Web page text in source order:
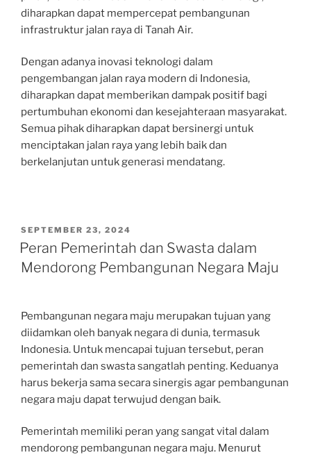
diharapkan dapat mempercepat pembangunan
infrastruktur jalan raya di Tanah Air.
Dengan adanya inovasi teknologi dalam
pengembangan jalan raya modern di Indonesia,
diharapkan dapat memberikan dampak positif bagi
pertumbuhan ekonomi dan kesejahteraan masyarakat.
Semua pihak diharapkan dapat bersinergi untuk
menciptakan jalan raya yang lebih baik dan
berkelanjutan untuk generasi mendatang.
POSTED
ON
SEPTEMBER 23, 2024
Peran Pemerintah dan Swasta dalam
Mendorong Pembangunan Negara Maju
Pembangunan negara maju merupakan tujuan yang
diidamkan oleh banyak negara di dunia, termasuk
Indonesia. Untuk mencapai tujuan tersebut, peran
pemerintah dan swasta sangatlah penting. Keduanya
harus bekerja sama secara sinergis agar pembangunan
negara maju dapat terwujud dengan baik.
Pemerintah memiliki peran yang sangat vital dalam
mendorong pembangunan negara maju. Menurut